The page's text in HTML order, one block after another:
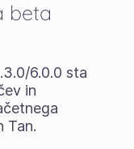
beta
6.0.0 sta
in
Tan.